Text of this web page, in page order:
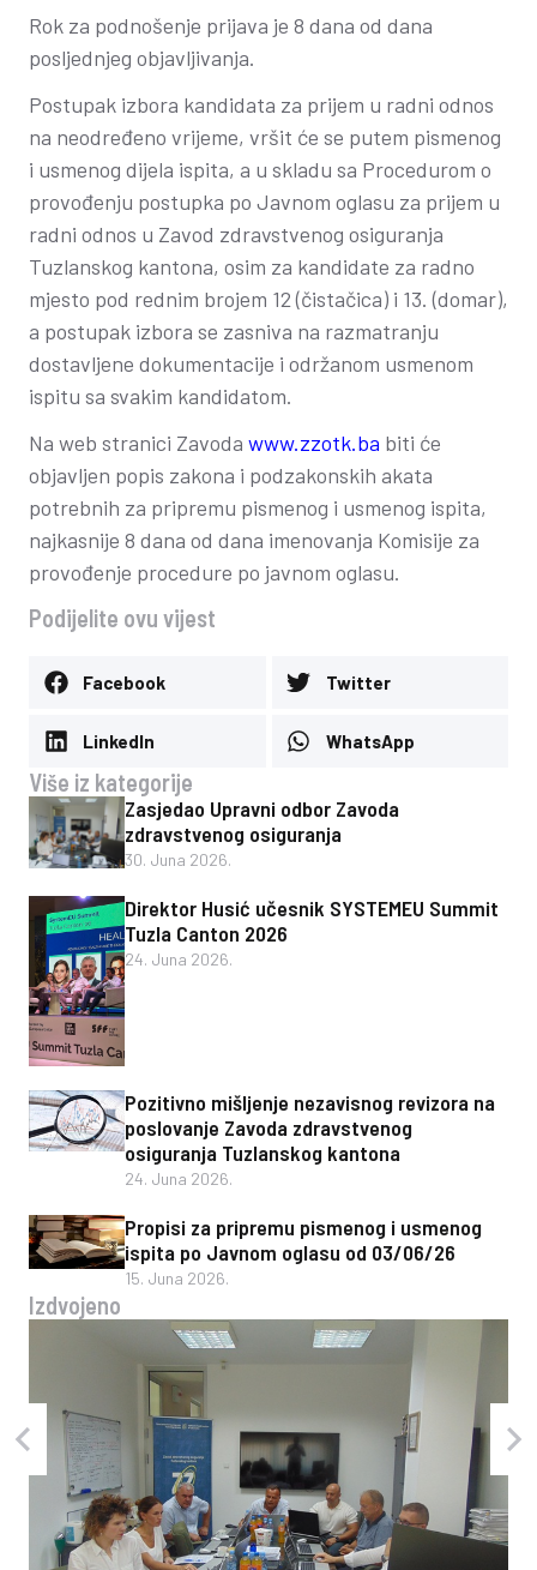
Rok za podnošenje prijava je 8 dana od dana
posljednjeg objavljivanja.
Postupak izbora kandidata za prijem u radni odnos
na neodređeno vrijeme, vršit će se putem pismenog
i usmenog dijela ispita, a u skladu sa Procedurom o
provođenju postupka po Javnom oglasu za prijem u
radni odnos u Zavod zdravstvenog osiguranja
Tuzlanskog kantona, osim za kandidate za radno
mjesto pod rednim brojem 12 (čistačica) i 13. (domar),
a postupak izbora se zasniva na razmatranju
dostavljene dokumentacije i održanom usmenom
ispitu sa svakim kandidatom.
Na web stranici Zavoda www.zzotk.ba biti će
objavljen popis zakona i podzakonskih akata
potrebnih za pripremu pismenog i usmenog ispita,
najkasnije 8 dana od dana imenovanja Komisije za
provođenje procedure po javnom oglasu.
Podijelite ovu vijest
Facebook Twitter
LinkedIn WhatsApp
Više iz kategorije
Zasjedao Upravni odbor Zavoda
zdravstvenog osiguranja
30. Juna 2026.
Direktor Husić učesnik SYSTEMEU Summit
Tuzla Canton 2026
24. Juna 2026.
Pozitivno mišljenje nezavisnog revizora na
poslovanje Zavoda zdravstvenog
osiguranja Tuzlanskog kantona
24. Juna 2026.
Propisi za pripremu pismenog i usmenog
ispita po Javnom oglasu od 03/06/26
15. Juna 2026.
Izdvojeno